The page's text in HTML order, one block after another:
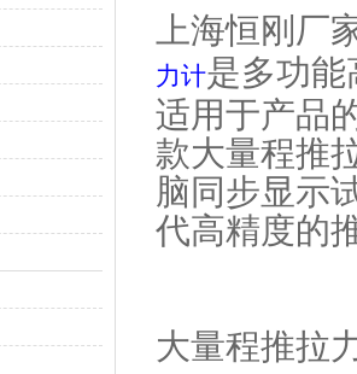
上海恒刚厂
力计是多功能
适用于产品
款大量程推
脑同步显示
代高精度的
大量程推拉